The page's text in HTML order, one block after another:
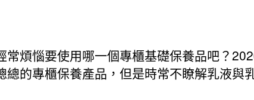
日
期
常煩惱要使用哪一個專櫃基礎保養品吧？
總的專櫃保養產品，但是時常不瞭解乳液與